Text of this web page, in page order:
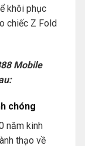
khôi phục
chiếc Z Fold
Mobile
chóng
năm kinh
thạo về